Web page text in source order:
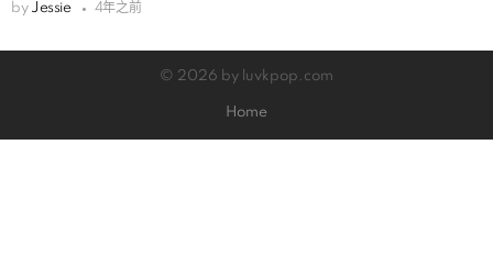
by Jessie 4年之前
© 2026 by luvkpop.com
Home